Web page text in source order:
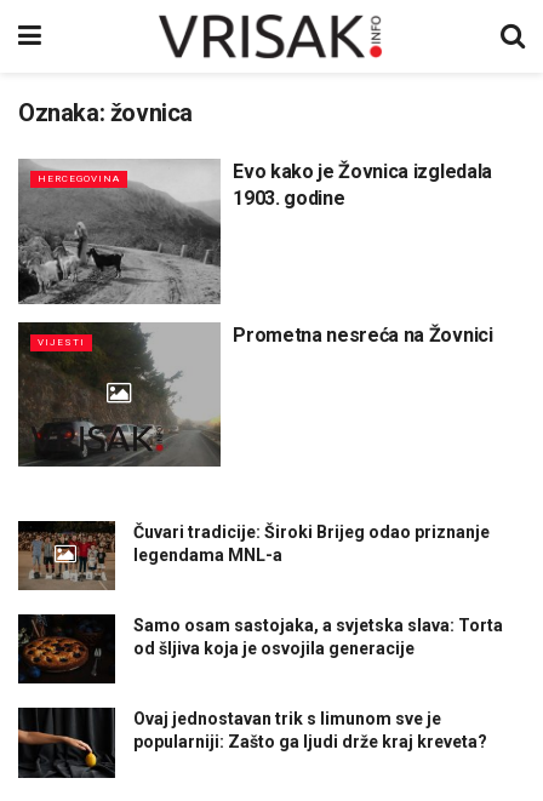
Oznaka: žovnica
HERCEGOVINA
Evo kako je Žovnica izgledala
1903. godine
VIJESTI Prometna nesreća na Žovnici
Čuvari tradicije: Široki Brijeg odao priznanje
legendama MNL-a
Samo osam sastojaka, a svjetska slava: Torta
od šljiva koja je osvojila generacije
Ovaj jednostavan trik s limunom sve je
popularniji: Zašto ga ljudi drže kraj kreveta?